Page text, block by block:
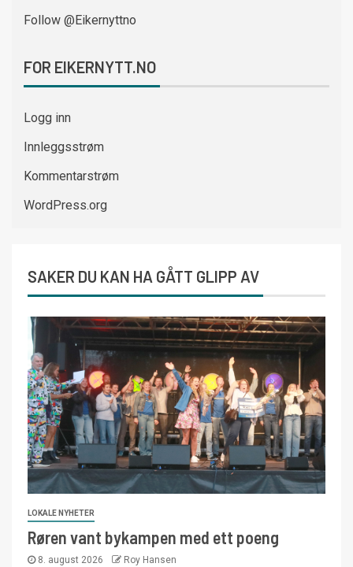
Follow @Eikernyttno
FOR EIKERNYTT.NO
Logg inn
Innleggsstrøm
Kommentarstrøm
WordPress.org
SAKER DU KAN HA GÅTT GLIPP AV
LOKALE NYHETER
Røren vant bykampen med ett poeng
8. august 2026 Roy Hansen